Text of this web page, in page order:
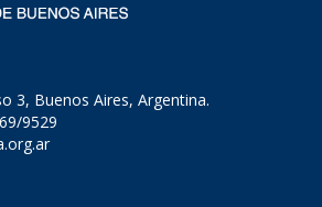
3, Buenos Aires, Argentina.
9529